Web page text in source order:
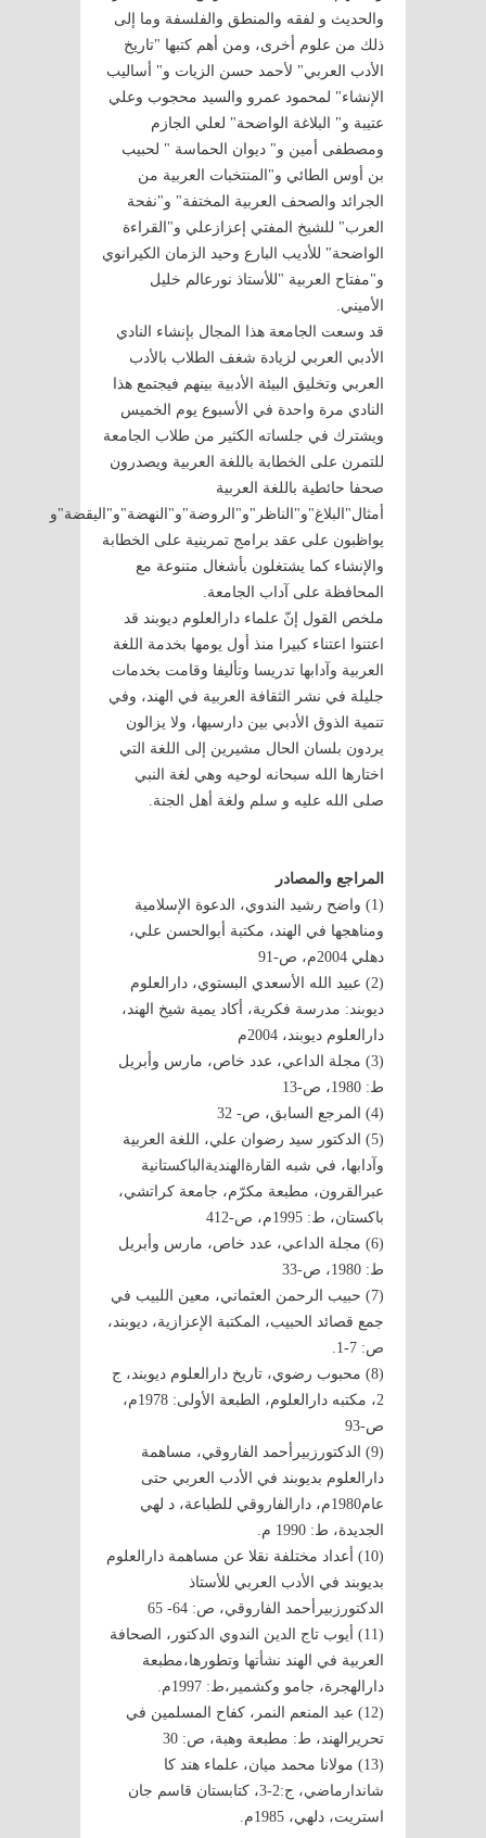
والحديث و لفقه والمنطق والفلسفة وما إلى
ذلك من علوم أخرى، ومن أهم كتبها "تاريخ
الأدب العربي" لأحمد حسن الزيات و" أساليب
الإنشاء" لمحمود عمرو والسيد محجوب وعلي
عتيبة و" البلاغة الواضحة" لعلي الجازم
ومصطفى أمين و" ديوان الحماسة " لحبيب
بن أوس الطائي و"المنتخبات العربية من
الجرائد والصحف العربية المختفة" و"نفحة
العرب" للشيخ المفتي إعزازعلي و"القراءة
الواضحة" للأديب البارع وحيد الزمان الكيرانوي
و"مفتاح العربية "للأستاذ نورعالم خليل
الأميني.
قد وسعت الجامعة هذا المجال بإنشاء النادي
الأدبي العربي لزيادة شغف الطلاب بالأدب
العربي وتخليق البيئة الأدبية بينهم فيجتمع هذا
النادي مرة واحدة في الأسبوع يوم الخميس
ويشترك في جلساته الكثير من طلاب الجامعة
للتمرن على الخطابة باللغة العربية ويصدرون
صحفا حائطية باللغة العربية
أمثال"البلاغ"و"الناظر"و"الروضة"و"النهضة"و"اليقضة"و
يواظبون على عقد برامج تمرينية على الخطابة
والإنشاء كما يشتغلون بأشغال متنوعة مع
المحافظة على آداب الجامعة.
ملخص القول إنّ علماء دارالعلوم ديوبند قد
اعتنوا اعتناء كبيرا منذ أول يومها بخدمة اللغة
العربية وآدابها تدريسا وتأليفا وقامت بخدمات
جليلة في نشر الثقافة العربية في الهند، وفي
تنمية الذوق الأدبي بين دارسيها، ولا يزالون
يردون بلسان الحال مشيرين إلى اللغة التي
اختارها الله سبحانه لوحيه وهي لغة النبي
صلى الله عليه و سلم ولغة أهل الجنة.
المراجع والمصادر
(1) واضح رشيد الندوي، الدعوة الإسلامية
ومناهجها في الهند، مكتبة أبوالحسن علي،
دهلي 2004م، ص-91
(2) عبيد الله الأسعدي البستوي، دارالعلوم
ديوبند: مدرسة فكرية، أكاد يمية شيخ الهند،
دارالعلوم ديوبند، 2004م
(3) مجلة الداعي، عدد خاص، مارس وأبريل
ط: 1980، ص-13
(4) المرجع السابق، ص- 32
(5) الدكتور سيد رضوان علي، اللغة العربية
وآدابها، في شبه القارةالهنديةالباكستانية
عبرالقرون، مطبعة مكرّم، جامعة كراتشي،
باكستان، ط: 1995م، ص-412
(6) مجلة الداعي، عدد خاص، مارس وأبريل
ط: 1980، ص-33
(7) حبيب الرحمن العثماني، معين اللبيب في
جمع قصائد الحبيب، المكتبة الإعزازية، ديوبند،
ص: 7-1.
(8) محبوب رضوي، تاريخ دارالعلوم ديوبند، ج
2، مكتبه دارالعلوم، الطبعة الأولى: 1978م،
ص-93
(9) الدكتورزبيرأحمد الفاروقي، مساهمة
دارالعلوم بديوبند في الأدب العربي حتى
عام1980م، دارالفاروقي للطباعة، د لهي
الجديدة، ط: 1990 م.
(10) أعداد مختلفة نقلا عن مساهمة دارالعلوم
بديوبند في الأدب العربي للأستاذ
الدكتورزبيرأحمد الفاروقي، ص: 64- 65
(11) أيوب تاج الدين الندوي الدكتور، الصحافة
العربية في الهند نشأتها وتطورها،مطبعة
دارالهجرة، جامو وكشمير،ط: 1997م.
(12) عبد المنعم النمر، كفاح المسلمين في
تحريرالهند، ط: مطبعة وهبة، ص: 30
(13) مولانا محمد ميان، علماء هند كا
شاندارماضي، ج:2-3، كتابستان قاسم جان
استريت، دلهي، 1985م.